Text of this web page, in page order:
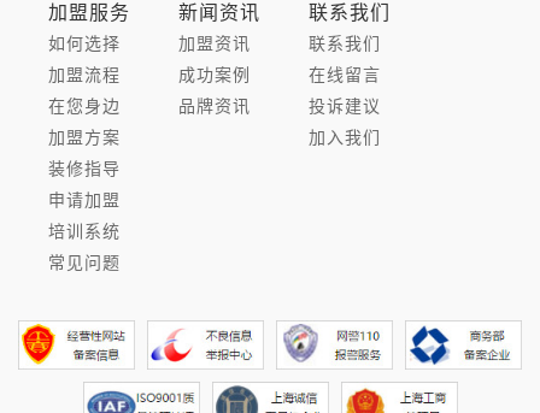
加盟服务
如何选择
加盟流程
在您身边
加盟方案
装修指导
申请加盟
培训系统
常见问题
新闻资讯
加盟资讯
成功案例
品牌资讯
联系我们
联系我们
在线留言
投诉建议
加入我们